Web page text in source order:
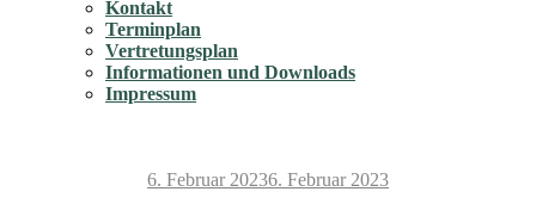
Kontakt
Terminplan
Vertretungsplan
Informationen und Downloads
Impressum
Veröffentlicht
6. Februar 20236. Februar 2023